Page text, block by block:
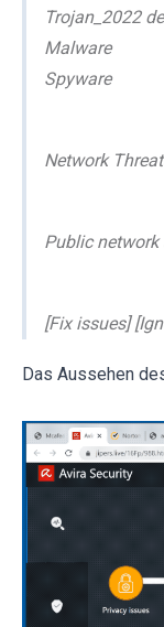
Trojan_2022
Malware
Spyware
Network
Public network
[Fix issues]
Das Aussehen